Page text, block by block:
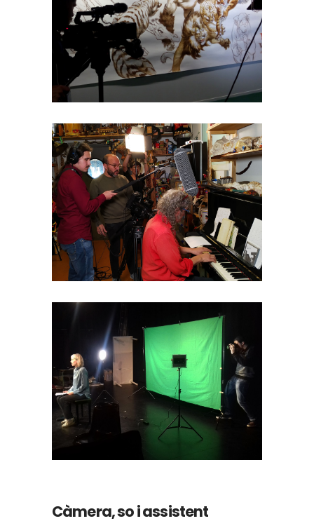
Càmera, so i assistent